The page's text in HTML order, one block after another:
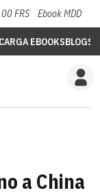
FRS Ebook MDD
EBOOKSBLOGS
a China